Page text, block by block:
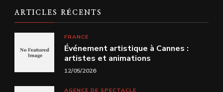
ARTICLES RÉCENTS
FRANCE
Événement artistique à Cannes :
artistes et animations
12/05/2026
AGENCE DE SPECTACLE